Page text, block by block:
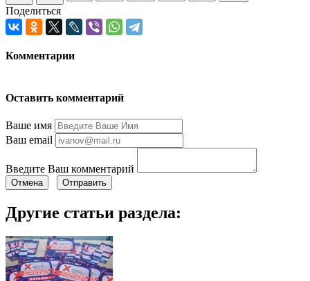
Поделиться
Комментарии
Оставить комментарий
Ваше имя
Ваш email
Введите Ваш комментарий
Отмена Отправить
Другие статьи раздела: